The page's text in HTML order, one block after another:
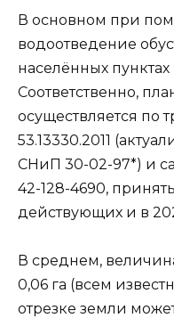
В основном при
водоотведение
населённых
Соответственно,
осуществляется по
53.13330.2011
СНиП 30-02-97*) и
42-128-4690,
действующих и в
В среднем,
0,06 га (всем
отрезке земли